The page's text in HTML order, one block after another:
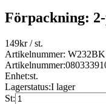
Förpackning:
149kr/ st.
Artikelnummer: W232BK
Artikelnummer:
Enhet:st.
Lagerstatus:I lager
St: